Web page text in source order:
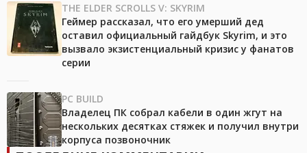
THE ELDER SCROLLS V: SKYRIM
Геймер рассказал, что его умерший дед
оставил официальный гайдбук Skyrim, и это
вызвало экзистенциальный кризис у фанатов
серии
PC BUILD
Владелец ПК собрал кабели в один жгут на
нескольких десятках стяжек и получил внутри
корпуса позвоночник